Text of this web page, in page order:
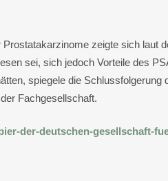
zeigte sich laut
sei, sich jedoch Vorteile des
spiegele die Schlussfolgerung
Fachgesellschaft.
der-deutschen-gesellschaft-